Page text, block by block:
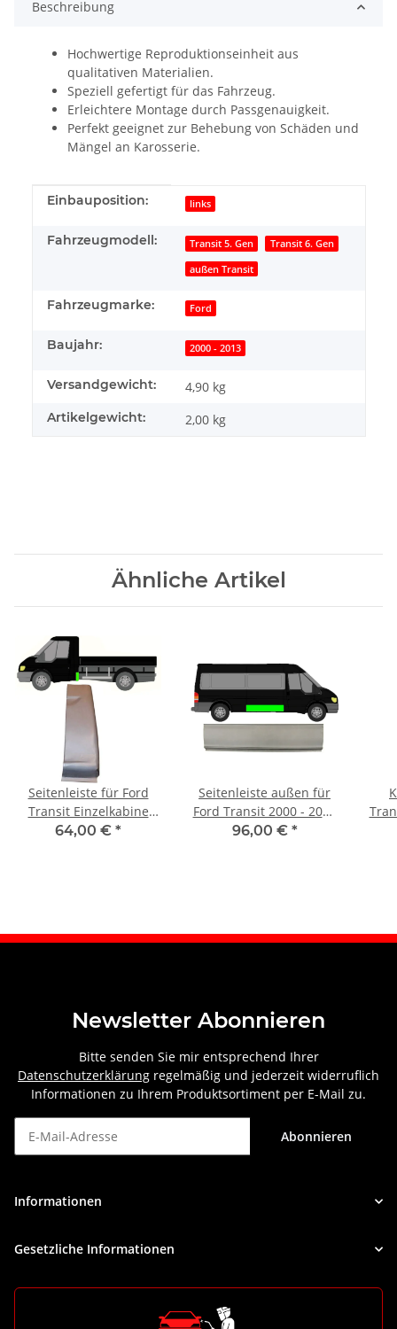
Beschreibung
Hochwertige Reproduktionseinheit aus
qualitativen Materialien.
Speziell gefertigt für das Fahrzeug.
Erleichtere Montage durch Passgenauigkeit.
Perfekt geeignet zur Behebung von Schäden und
Mängel an Karosserie.
Produkteigenschaft
Wert
Einbauposition: links
Fahrzeugmodell: Transit 5. Gen Transit 6. Gen
außen Transit
Fahrzeugmarke: Ford
Baujahr: 2000 - 2013
Versandgewicht: 4,90 kg
Artikelgewicht: 2,00 kg
Ähnliche Artikel
Seitenleiste für Ford
Transit Einzelkabine
2000 - 2013 links
64,00 € *
Seitenleiste außen für
Ford Transit 2000 - 2013
rechts
96,00 € *
Newsletter Abonnieren
Bitte senden Sie mir entsprechend Ihrer
Datenschutzerklärung regelmäßig und jederzeit widerruflich
Informationen zu Ihrem Produktsortiment per E-Mail zu.
Abonnieren
Informationen
Gesetzliche Informationen